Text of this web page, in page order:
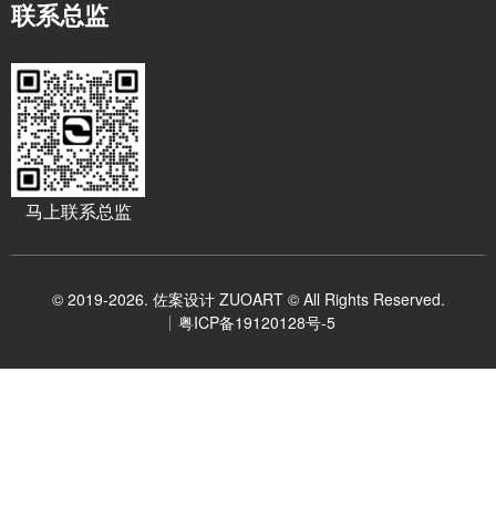
联系总监
马上联系总监
© 2019-2026. 佐案设计 ZUOART © All Rights Reserved.
粤ICP备19120128号-5